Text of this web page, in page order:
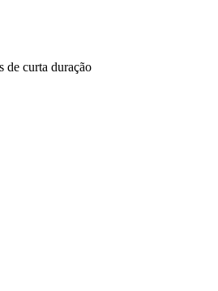
de curta duração